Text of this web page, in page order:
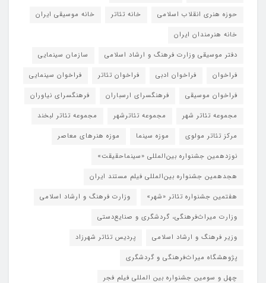
حوزه هنری انقلاب اسلامی
خانه تئاتر
خانه موسیقی ایران
خانه هنرمندان ایران
دفتر موسیقی وزارت فرهنگ و ارشاد اسلامی
سازمان سینمایی
فراخوان
فراخوان ادبی فراخوان تئاتر
فراخوان سینمایی
فراخوان موسیقی
فرهنگسرای ارسباران
فرهنگسرای نیاوران
مجموعه تئاتر شهر
مجموعه تئاترشهر
مجموعه تئاتر لبخند
مرکز تئاتر مولوی
موزه سینما
موزه هنرهای معاصر
نوزدهمین جشنواره بین‌المللی «سینماحقیقت»
هجدهمین جشنواره بین‌المللی فیلم مستند ایران
هفتمین جشنواره تئاتر «شهر»
وزارت فرهنگ و ارشاد اسلامی
وزارت میراث‌فرهنگی، گردشگری و صنایع‌دستی
وزیر فرهنگ و ارشاد اسلامی
پردیس تئاتر شهرزاد
پژوهشگاه میراث‌فرهنگی و گردشگری
چهل و سومین جشنواره بین المللی فیلم فجر